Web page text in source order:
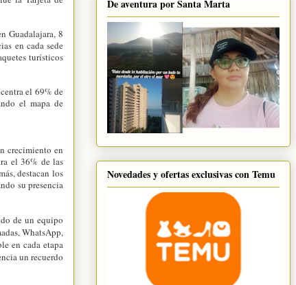
Guadalajara, 8
en cada sede
turísticos
el 69% de
el mapa de
crecimiento en
el 36% de las
destacan los
su presencia
de un equipo
WhatsApp,
en cada etapa
un recuerdo
De aventura por Santa Marta
Novedades y ofertas exclusivas con Temu